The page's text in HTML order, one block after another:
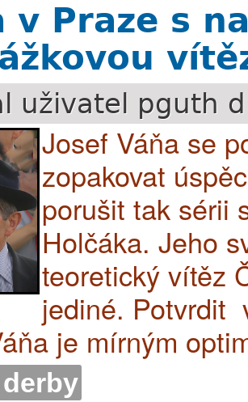
v Praze s
uživatel pguth
Josef Váňa se
zopakovat
porušit tak sérii
Holčáka. Jeho
teoretický vítěz
jediné. Potvrdit
je mírným